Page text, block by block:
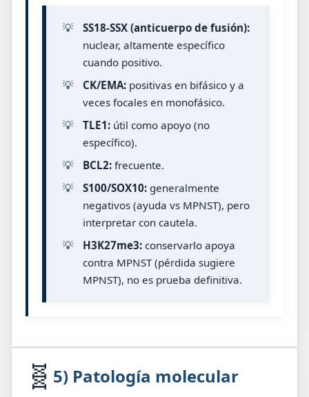
💡
SS18-SSX (anticuerpo de fusión):
nuclear, altamente específico
cuando positivo.
💡
CK/EMA:positivas en bifásico y a
veces focales en monofásico.
💡
TLE1:útil como apoyo (no
específico).
💡
BCL2:frecuente.
💡
S100/SOX10:generalmente
negativos (ayuda vs MPNST), pero
interpretar con cautela.
💡
H3K27me3:conservarlo apoya
contra MPNST (pérdida sugiere
MPNST), no es prueba definitiva.
🧬 5) Patología molecular